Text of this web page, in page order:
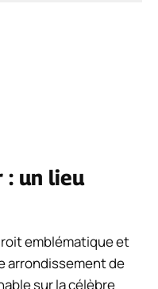
: un lieu
emblématique et
arrondissement de
sur la célèbre